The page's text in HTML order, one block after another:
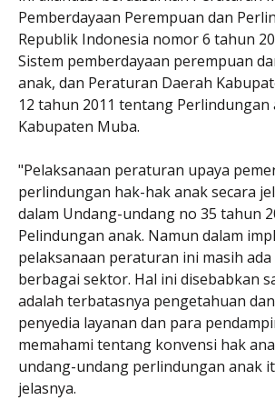
Pemberdayaan Perempuan dan
Republik Indonesia nomor 6 tahun
Sistem pemberdayaan perempuan
anak, dan Peraturan Daerah
12 tahun 2011 tentang Perlindungan
Kabupaten Muba.
"Pelaksanaan peraturan upaya
perlindungan hak-hak anak secara
dalam Undang-undang no 35 tahun
Pelindungan anak. Namun dalam
pelaksanaan peraturan ini masih ada
berbagai sektor. Hal ini disebabkan
adalah terbatasnya pengetahuan
penyedia layanan dan para
memahami tentang konvensi hak
undang-undang perlindungan anak
jelasnya.